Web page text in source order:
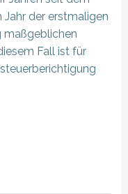
Jahr der erstmaligen
maßgeblichen
Fall ist für